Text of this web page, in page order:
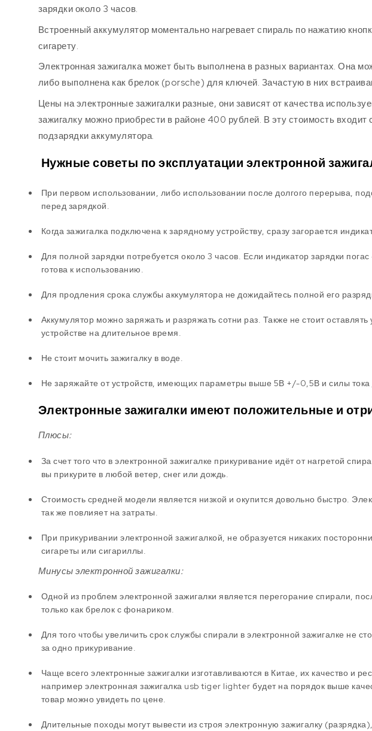
зарядки около 3 часов.
Встроенный аккумулятор моментально нагревает спираль по нажатию
сигарету.
Электронная зажигалка может быть выполнена в разных вариантах. Она
либо выполнена как брелок (porsche) для ключей. Зачастую в них
Цены на электронные зажигалки разные, они зависят от качества
зажигалку можно приобрести в районе 400 рублей. В эту стоимость входит
подзарядки аккумулятора.
Нужные советы по эксплуатации электронной
При первом использовании, либо использовании после долгого перерыва,
перед зарядкой.
Когда зажигалка подключена к зарядному устройству, сразу загорается
Для полной зарядки потребуется около 3 часов. Если индикатор зарядки
готова к использованию.
Для продления срока службы аккумулятора не дожидайтесь полной его
Аккумулятор можно заряжать и разряжать сотни раз. Также не стоит
устройстве на длительное время.
Не стоит мочить зажигалку в воде.
Не заряжайте от устройств, имеющих параметры выше 5В +/-0,5В и силы
Электронные зажигалки имеют положительные и
Плюсы:
За счет того что в электронной зажигалке прикуривание идёт от нагретой
вы прикурите в любой ветер, снег или дождь.
Стоимость средней модели является низкой и окупится довольно быстро.
так же повлияет на затраты.
При прикуривании электронной зажигалкой, не образуется никаких
сигареты или сигариллы.
Минусы электронной зажигалки:
Одной из проблем электронной зажигалки является перегорание спирали,
только как брелок с фонариком.
Для того чтобы увеличить срок службы спирали в электронной зажигалке не
за одно прикуривание.
Чаще всего электронные зажигалки изготавливаются в Китае, их качество и
например электронная зажигалка usb tiger lighter будет на порядок выше
товар можно увидеть по цене.
Длительные походы могут вывести из строя электронную зажигалку